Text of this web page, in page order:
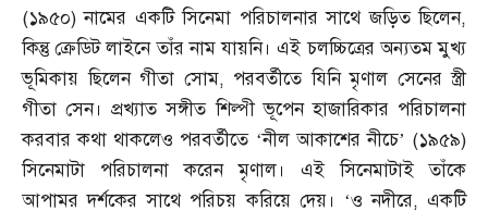
(১৯৫০)নামের একটি সিনেমা পরিচালনার সাথে জড়িত ছিলেন,
কিন্তু ক্রেডিট লাইনে তাঁর নাম যায়নি। এই চলচ্চিত্রের অন্যতম মুখ্য
ভূমিকায় ছিলেন গীতা সোম, পরবর্তীতে যিনি মৃণাল সেনের স্ত্রী
গীতা সেন। প্রখ্যাত সঙ্গীত শিল্পী ভূপেন হাজারিকার পরিচালনা
করবার কথা থাকলেও পরবর্তীতে ‘নীল আকাশের নীচে’ (১৯৫৯)
সিনেমাটা পরিচালনা করেন মৃণাল। এই সিনেমাটাই তাঁকে
আপামর দর্শকের সাথে পরিচয় করিয়ে দেয়। ‘ও নদীরে, একটি